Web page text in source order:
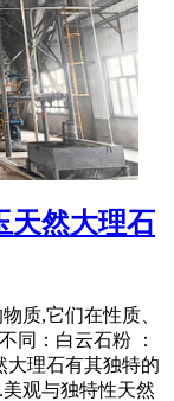
天然大理石
质,它们在性质、
同：白云石粉 ：
大理石有其独特的
观与独特性天然